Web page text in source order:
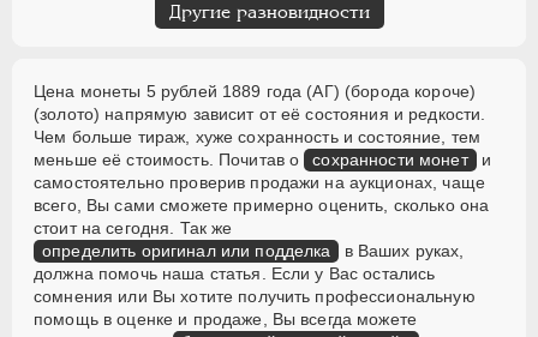
Другие разновидности
Цена монеты 5 рублей 1889 года (АГ) (борода короче)
(золото) напрямую зависит от её состояния и редкости.
Чем больше тираж, хуже сохранность и состояние, тем
меньше её стоимость. Почитав о сохранности монет и
самостоятельно проверив продажи на аукционах, чаще
всего, Вы сами сможете примерно оценить, сколько она
стоит на сегодня. Так же
определить оригинал или подделка
в Ваших руках,
должна помочь наша статья. Если у Вас остались
сомнения или Вы хотите получить профессиональную
помощь в оценке и продаже, Вы всегда можете